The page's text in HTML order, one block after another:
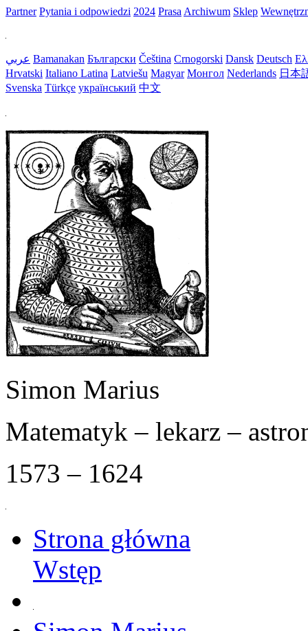
Partner Pytania i odpowiedzi 2024 Prasa Archiwum Sklep
عربي Bamanakan Български Čeština Crnogorski Dansk Deutsch
Hrvatski Italiano Latina Latviešu Magyar Монгол Nederlands 日本
Svenska Türkçe український 中文
Simon Marius
Matematyk – lekarz –
1573 – 1624
Strona główna
Wstęp